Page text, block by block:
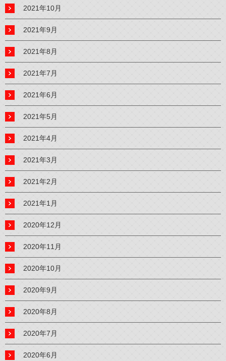
2021年10月
2021年9月
2021年8月
2021年7月
2021年6月
2021年5月
2021年4月
2021年3月
2021年2月
2021年1月
2020年12月
2020年11月
2020年10月
2020年9月
2020年8月
2020年7月
2020年6月